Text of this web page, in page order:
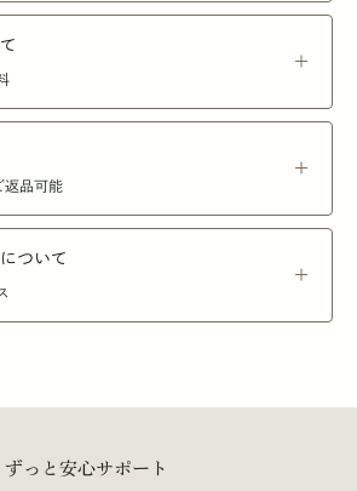
返品可能
ついて
ずっと安心サポート